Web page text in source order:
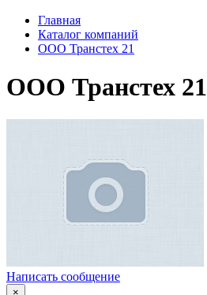
Главная
Каталог компаний
ООО Транстех 21
ООО Транстех 21
Написать сообщение
×